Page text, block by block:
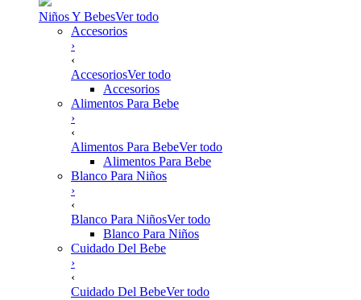
Niños Y BebesVer todo
Accesorios
›
‹
AccesoriosVer todo
Accesorios
Alimentos Para Bebe
›
‹
Alimentos Para BebeVer todo
Alimentos Para Bebe
Blanco Para Niños
›
‹
Blanco Para NiñosVer todo
Blanco Para Niños
Cuidado Del Bebe
›
‹
Cuidado Del BebeVer todo